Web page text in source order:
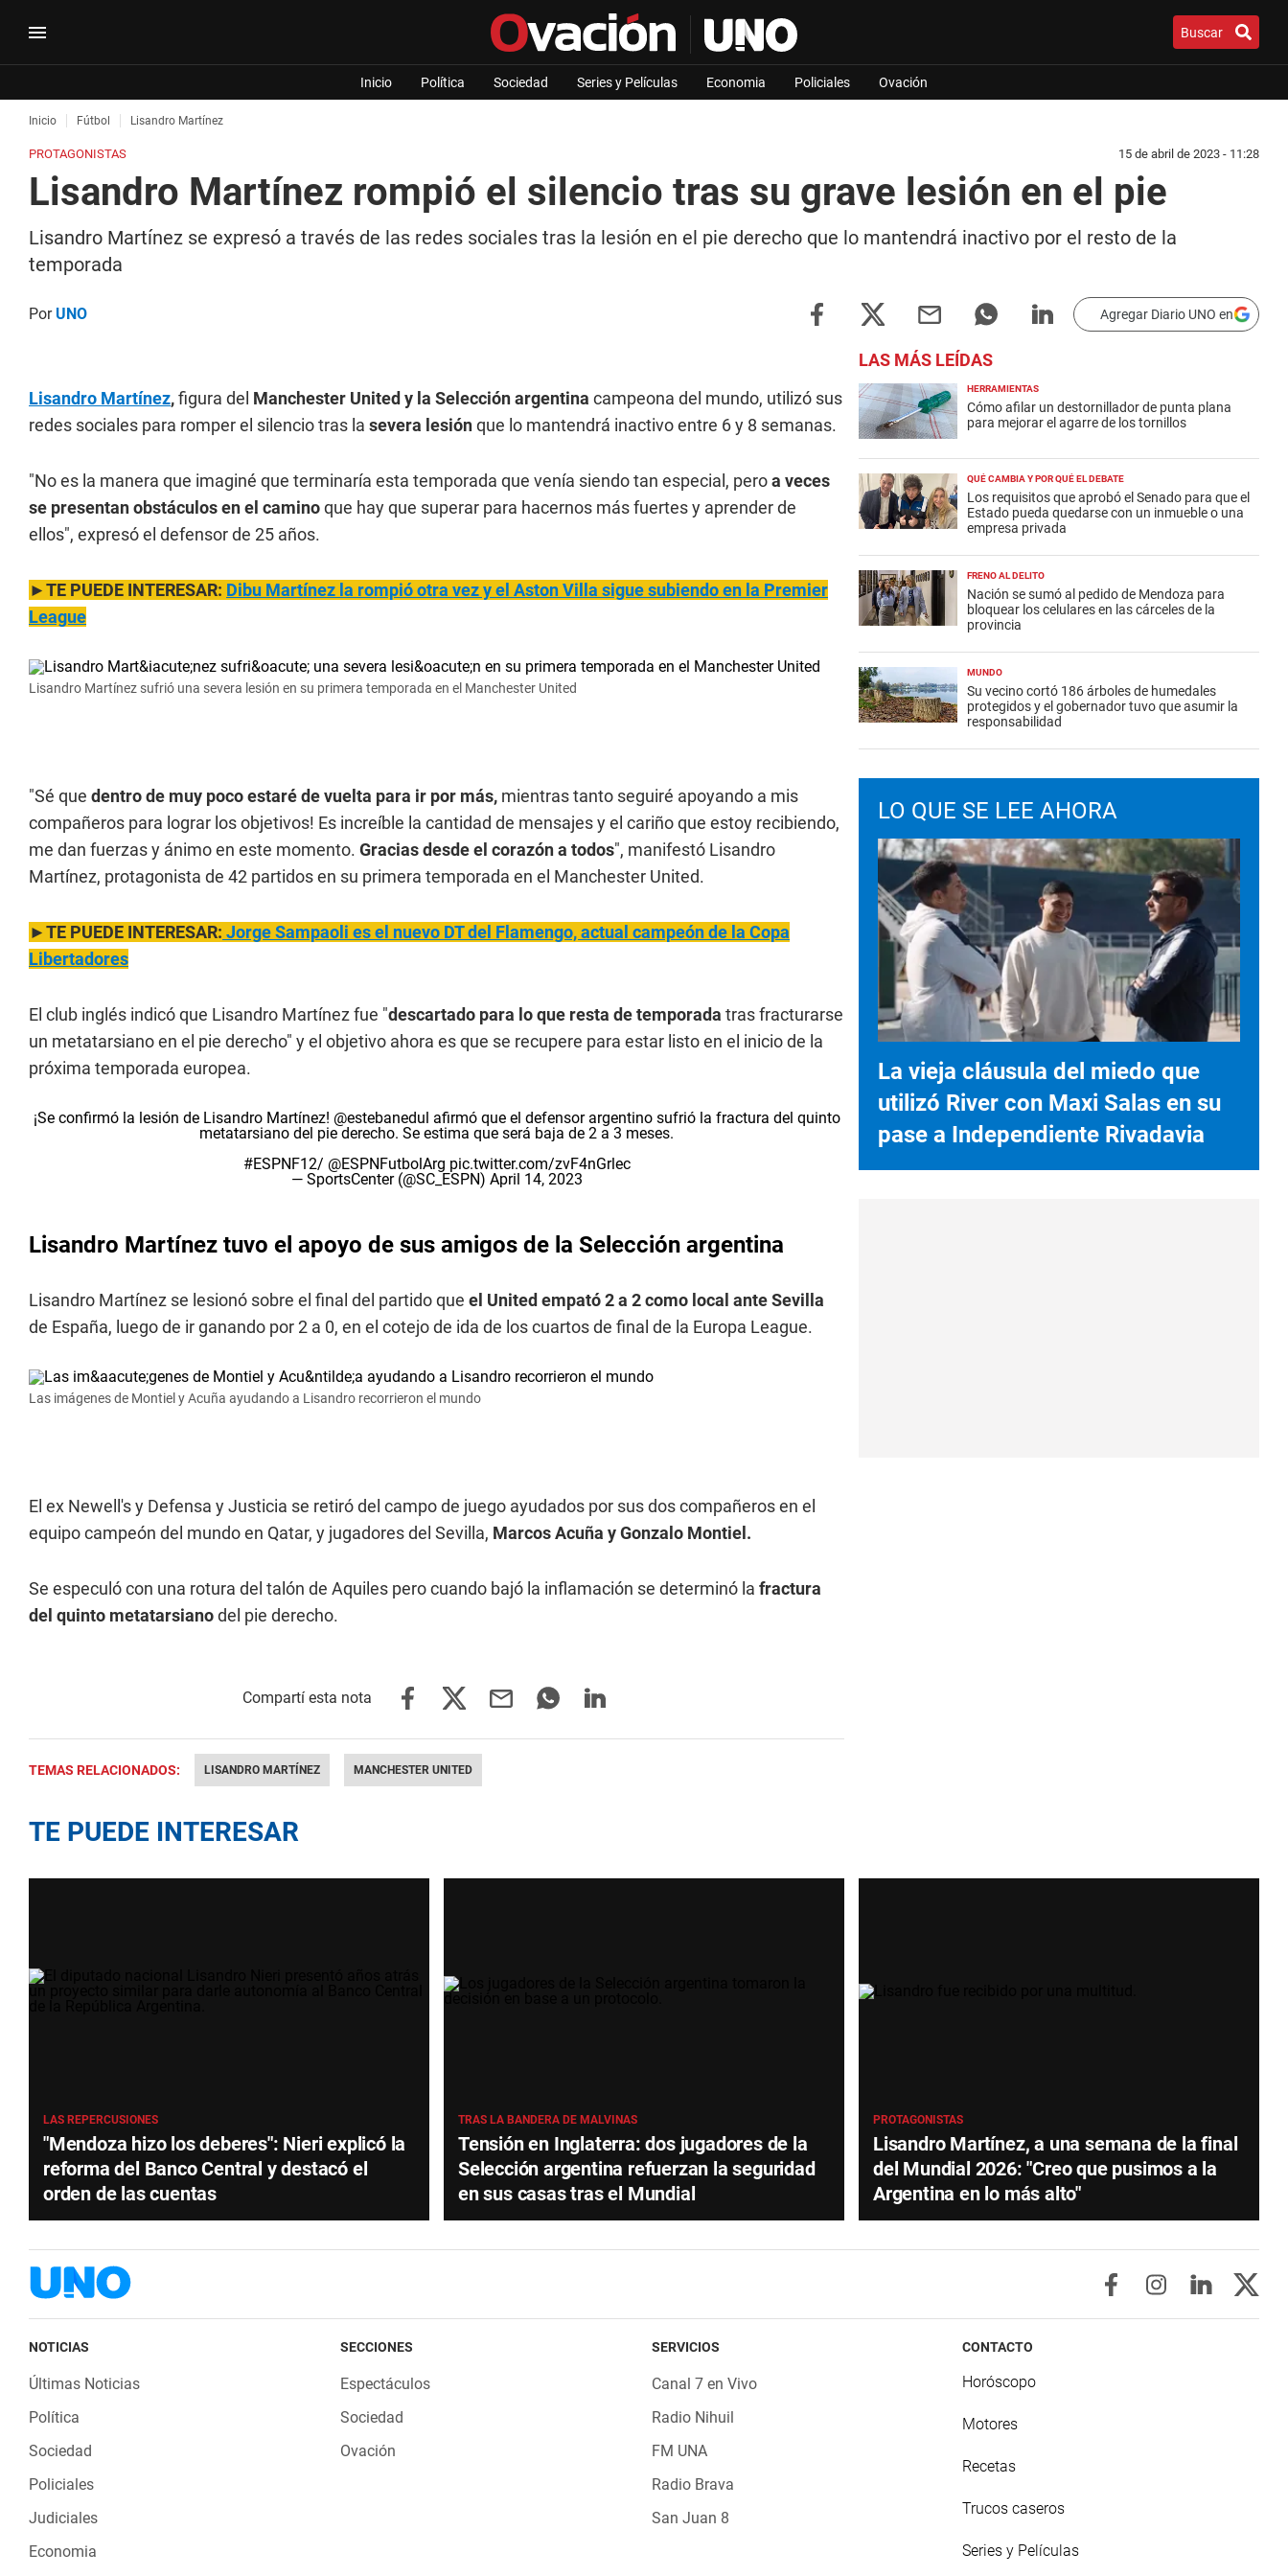
Buscar
Inicio Política Sociedad Series y Películas Economia Policiales Ovación
Inicio Fútbol Lisandro Martínez
PROTAGONISTAS 15 de abril de 2023 - 11:28
Lisandro Martínez rompió el silencio tras su grave lesión en el pie
Lisandro Martínez se expresó a través de las redes sociales tras la lesión en el pie derecho que lo mantendrá inactivo por el resto de la
temporada
PorUNO Agregar Diario UNO en
Lisandro Martínez,figura del Manchester United y la Selección argentina campeona del mundo, utilizó sus
redes sociales para romper el silencio tras la severa lesiónque lo mantendrá inactivo entre 6 y 8 semanas.
"No es la manera que imaginé que terminaría esta temporada que venía siendo tan especial, peroa veces
se presentan obstáculos en el caminoque hay que superar para hacernos más fuertes y aprender de
ellos", expresó el defensor de 25 años.
►TE PUEDE INTERESAR: Dibu Martínez la rompió otra vez y el Aston Villa sigue subiendo en la Premier
League
Lisandro Martínez sufrió una severa lesión en su primera temporada en el Manchester United
"Sé que dentro de muy poco estaré de vuelta para ir por más, mientras tanto seguiré apoyando a mis
compañeros para lograr los objetivos! Es increíble la cantidad de mensajes y el cariño que estoy recibiendo,
me dan fuerzas y ánimo en este momento. Gracias desde el corazón a todos", manifestó Lisandro
Martínez, protagonista de 42 partidos en su primera temporada en el Manchester United.
►TE PUEDE INTERESAR: Jorge Sampaoli es el nuevo DT del Flamengo, actual campeón de la Copa
Libertadores
El club inglés indicó que Lisandro Martínez fue "descartado para lo que resta de temporada tras fracturarse
un metatarsiano en el pie derecho" y el objetivo ahora es que se recupere para estar listo en el inicio de la
próxima temporada europea.
¡Se confirmó la lesión de Lisandro Martínez! @estebanedul afirmó que el defensor argentino sufrió la fractura del quinto
metatarsiano del pie derecho. Se estima que será baja de 2 a 3 meses.
#ESPNF12/ @ESPNFutbolArg pic.twitter.com/zvF4nGrlec
— SportsCenter (@SC_ESPN) April 14, 2023
Lisandro Martínez tuvo el apoyo de sus amigos de la Selección argentina
Lisandro Martínez se lesionó sobre el final del partido que el United empató 2 a 2 como local ante Sevilla
de España, luego de ir ganando por 2 a 0, en el cotejo de ida de los cuartos de final de la Europa League.
Las imágenes de Montiel y Acuña ayudando a Lisandro recorrieron el mundo
El ex Newell's y Defensa y Justicia se retiró del campo de juego ayudados por sus dos compañeros en el
equipo campeón del mundo en Qatar, y jugadores del Sevilla, Marcos Acuña y Gonzalo Montiel.
Se especuló con una rotura del talón de Aquiles pero cuando bajó la inflamación se determinó la fractura
del quinto metatarsianodel pie derecho.
TEMAS RELACIONADOS: LISANDRO MARTÍNEZ MANCHESTER UNITED
LAS MÁS LEÍDAS
HERRAMIENTAS
Cómo afilar un destornillador de punta plana
para mejorar el agarre de los tornillos
QUÉ CAMBIA Y POR QUÉ EL DEBATE
Los requisitos que aprobó el Senado para que el
Estado pueda quedarse con un inmueble o una
empresa privada
FRENO AL DELITO
Nación se sumó al pedido de Mendoza para
bloquear los celulares en las cárceles de la
provincia
MUNDO
Su vecino cortó 186 árboles de humedales
protegidos y el gobernador tuvo que asumir la
responsabilidad
LO QUE SE LEE AHORA
La vieja cláusula del miedo que
utilizó River con Maxi Salas en su
pase a Independiente Rivadavia
TE PUEDE INTERESAR
LAS REPERCUSIONES
"Mendoza hizo los deberes": Nieri explicó la
reforma del Banco Central y destacó el
orden de las cuentas
TRAS LA BANDERA DE MALVINAS
Tensión en Inglaterra: dos jugadores de la
Selección argentina refuerzan la seguridad
en sus casas tras el Mundial
PROTAGONISTAS
Lisandro Martínez, a una semana de la final
del Mundial 2026: "Creo que pusimos a la
Argentina en lo más alto"
NOTICIAS
Últimas Noticias
Política
Sociedad
Policiales
Judiciales
Economia
SECCIONES
Espectáculos
Sociedad
Ovación
SERVICIOS
Canal 7 en Vivo
Radio Nihuil
FM UNA
Radio Brava
San Juan 8
CONTACTO
Horóscopo
Motores
Recetas
Trucos caseros
Series y Películas